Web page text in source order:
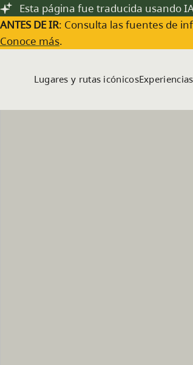
Saltar al contenido principal
Esta página fue traducida usando
ANTES DE IR: Consulta las fuentes de
Conoce más.
Lugares y rutas icónicosExperiencias